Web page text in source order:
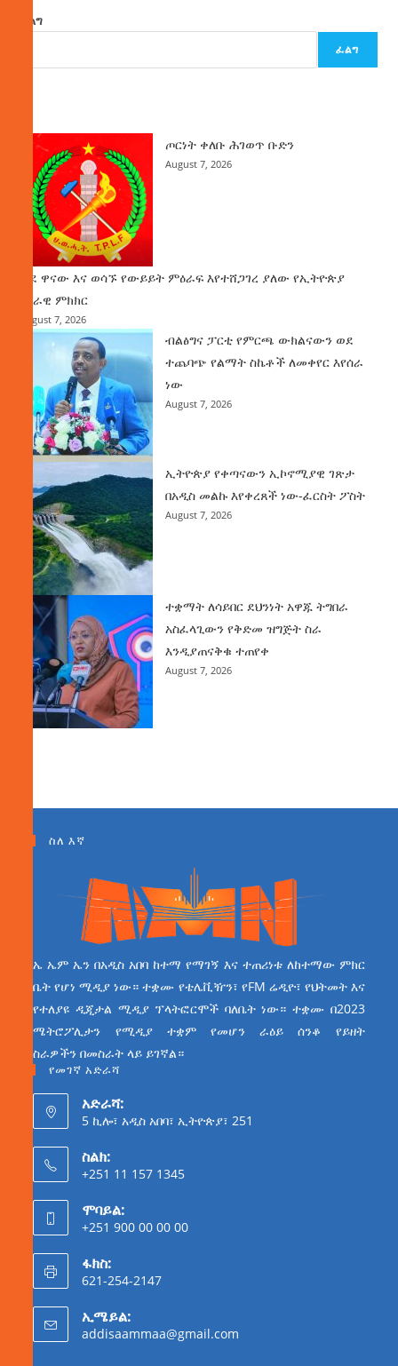
ፈልግ
ፈልግ
ጦርነት ቀለቡ ሕገወጥ ቡድን
August 7, 2026
ወደ ዋናው እና ወሳኙ የውይይት ምዕራፍ እየተሸጋገረ ያለው የኢትዮጵያ
ሀገራዊ ምክክር
August 7, 2026
ብልፅግና ፓርቲ የምርጫ ውክልናውን ወደ
ተጨባጭ የልማት ስኬቶች ለመቀየር እየሰራ
ነው
August 7, 2026
ኢትዮጵያ የቀጣናውን ኢኮኖሚያዊ ገጽታ
በአዲስ መልኩ እየቀረጸች ነው-ፈርስት ፖስት
August 7, 2026
ተቋማት ለሳይበር ደህንነት አዋጁ ትግበራ
አስፈላጊውን የቅድመ ዝግጅት ስራ
እንዲያጠናቅቁ ተጠየቀ
August 7, 2026
ስለ እኛ
ኤ ኤም ኤን በአዲስ አበባ ከተማ የማገኝ እና ተጠሪነቱ ለከተማው ምክር
ቤት የሆነ ሚዲያ ነው። ተቋሙ የቴሌቪዥን፣ የFM ሬዲዮ፣ የህትመት እና
የተለያዩ ዲጂታል ሚዲያ ፕላትፎርሞች ባለቤት ነው። ተቋሙ በ2023
ሜትሮፖሊታን የሚዲያ ተቋም የመሆን ራዕይ ሰንቆ የይዘት
ስራዎችን በመስራት ላይ ይገኛል።
የመገኛ አድራሻ
አድራሻ:
5 ኪሎ፣ አዲስ አበባ፣ ኢትዮጵያ፣ 251
ስልክ:
+251 11 157 1345
ሞባይል:
+251 900 00 00 00
ፋክስ:
621-254-2147
ኢሜይል:
addisaammaa@gmail.com